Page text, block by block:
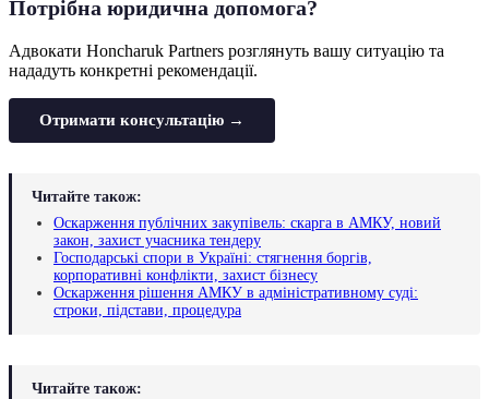
Потрібна юридична допомога?
Адвокати Honcharuk Partners розглянуть вашу ситуацію та
нададуть конкретні рекомендації.
Отримати консультацію →
Читайте також:
Оскарження публічних закупівель: скарга в АМКУ, новий
закон, захист учасника тендеру
Господарські спори в Україні: стягнення боргів,
корпоративні конфлікти, захист бізнесу
Оскарження рішення АМКУ в адміністративному суді:
строки, підстави, процедура
Читайте також: